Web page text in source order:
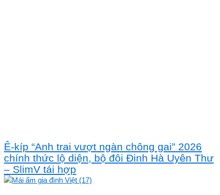
Ê-kíp “Anh trai vượt ngàn chông gai” 2026
chính thức lộ diện, bộ đôi Đinh Hà Uyên Thư
– SlimV tái hợp